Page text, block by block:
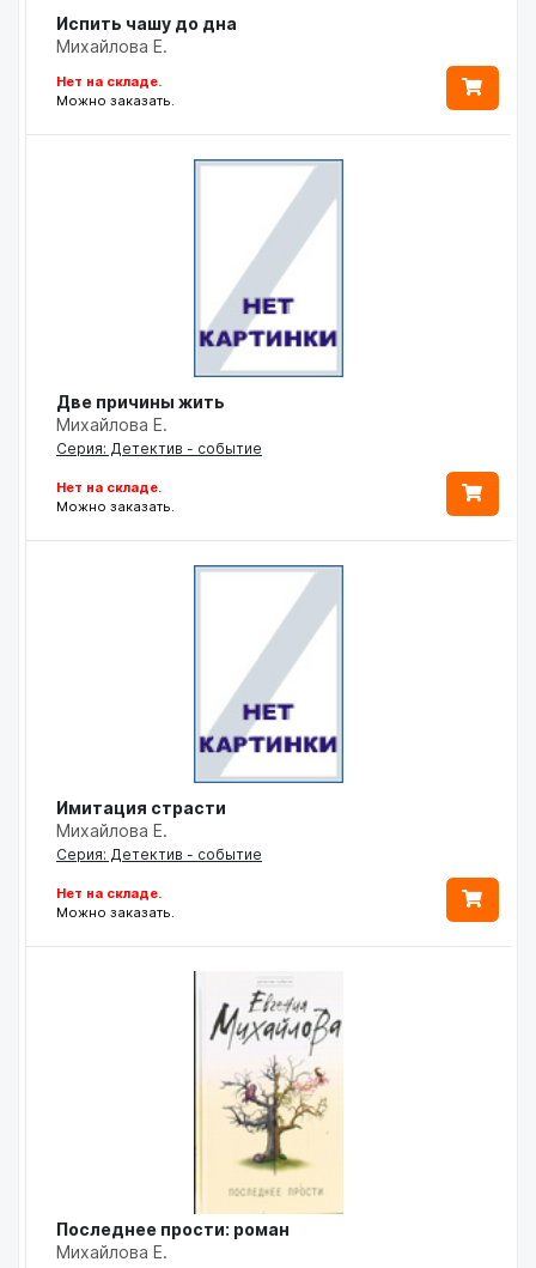
Испить чашу до дна
Михайлова Е.
Нет на складе.
Можно заказать.
Две причины жить
Михайлова Е.
Серия: Детектив - событие
Нет на складе.
Можно заказать.
Имитация страсти
Михайлова Е.
Серия: Детектив - событие
Нет на складе.
Можно заказать.
Последнее прости: роман
Михайлова Е.